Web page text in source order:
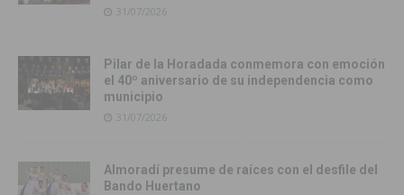
31/07/2026
Pilar de la Horadada conmemora con emoción
el 40º aniversario de su independencia como
municipio
31/07/2026
Almoradí presume de raíces con el desfile del
Bando Huertano